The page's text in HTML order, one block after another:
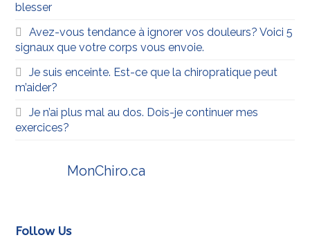
blesser
Avez-vous tendance à ignorer vos douleurs? Voici 5
signaux que votre corps vous envoie.
Je suis enceinte. Est-ce que la chiropratique peut
m’aider?
Je n’ai plus mal au dos. Dois-je continuer mes
exercices?
MonChiro.ca
Follow Us